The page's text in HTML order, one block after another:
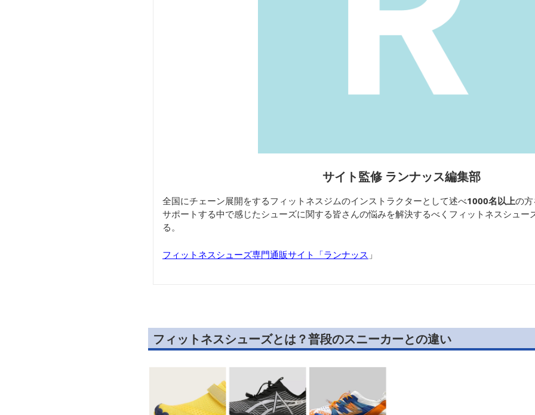
サイト監修 ランナッス編集部
全国にチェーン展開をするフィットネスジムのインストラクターとして述べ1000名以上の
サポートする中で感じたシューズに関する皆さんの悩みを解決するべくフィットネスシュー
る。
フィットネスシューズ専門通販サイト「ランナッス 」
フィットネスシューズとは？普段のスニーカーとの違い